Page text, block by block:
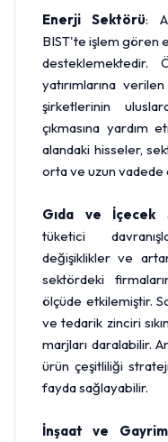
Enerji Sektörü:
BIST'te işlem gören
desteklemektedir.
yatırımlarına
şirketlerinin
çıkmasına yardım
alandaki hisseler,
orta ve uzun
Gıda ve İçecek
tüketici
değişiklikler ve
sektördeki
ölçüde etkilemiştir.
ve tedarik zinciri
marjları daralabilir.
ürün çeşitliliği
fayda sağlayabilir.
İnşaat ve